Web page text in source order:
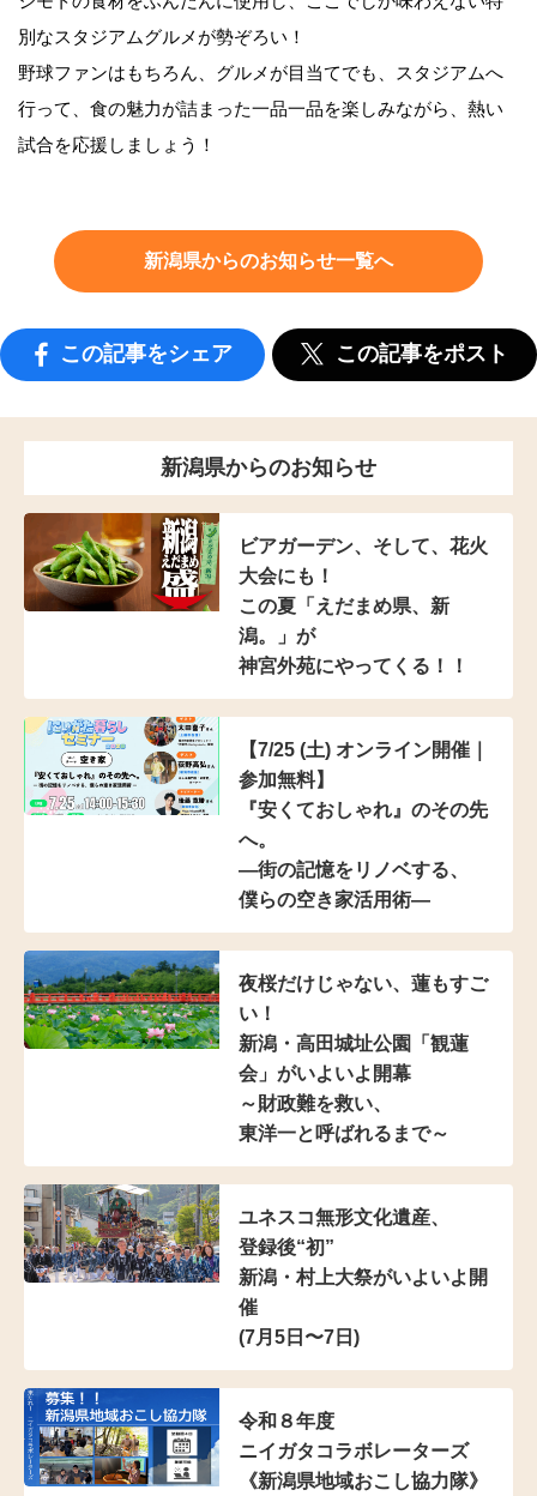
別なスタジアムグルメが勢ぞろい！
野球ファンはもちろん、グルメが目当てでも、スタジアムへ
行って、食の魅力が詰まった一品一品を楽しみながら、熱い
試合を応援しましょう！
新潟県からのお知らせ一覧へ
この記事をシェア この記事をポスト
新潟県からのお知らせ
ビアガーデン、そして、花火
大会にも！
この夏「えだまめ県、新
潟。」が
神宮外苑にやってくる！！
【7/25 (土) オンライン開催｜
参加無料】
『安くておしゃれ』のその先
へ。
―街の記憶をリノベする、
僕らの空き家活用術―
夜桜だけじゃない、蓮もすご
い！
新潟・高田城址公園「観蓮
会」がいよいよ開幕
～財政難を救い、
東洋一と呼ばれるまで～
ユネスコ無形文化遺産、
登録後“初”
新潟・村上大祭がいよいよ開
催
(7月5日〜7日)
令和８年度
ニイガタコラボレーターズ
《新潟県地域おこし協力隊》